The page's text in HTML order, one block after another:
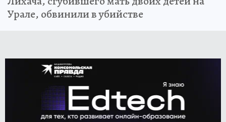
Урале, обвинили в убийстве